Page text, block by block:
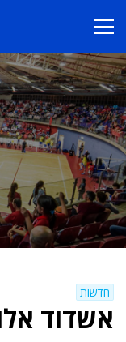
חדשות
אשדוד